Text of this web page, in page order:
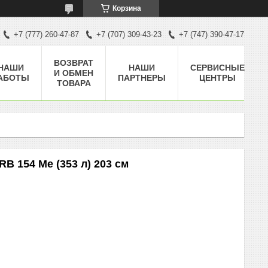
Корзина
+7 (777) 260-47-87 +7 (707) 309-43-23 +7 (747) 390-47-17
ВОЗВРАТ
И ОБМЕН
ТОВАРА
НАШИ
ПАРТНЕРЫ
СЕРВИСНЫЕ
ЦЕНТРЫ
154 Me (353 л) 203 см